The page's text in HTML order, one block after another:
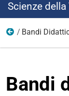
Scienze
Bandi
Bandi
Bandi